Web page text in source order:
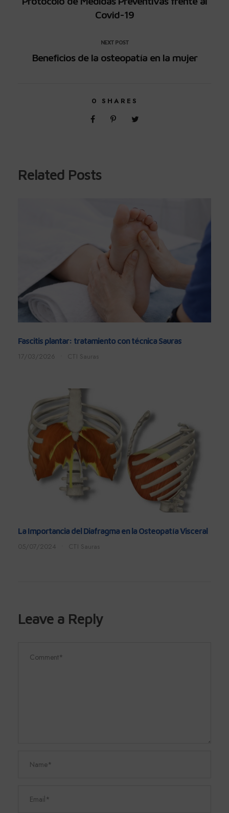
Covid-19
NEXT POST
Beneficios de la osteopatía en la mujer
0 SHARES
Related Posts
Fascitis plantar: tratamiento con técnica Sauras
17/03/2026 CTI Sauras
La Importancia del Diafragma en la Osteopatía Visceral
05/07/2024 CTI Sauras
Leave a Reply